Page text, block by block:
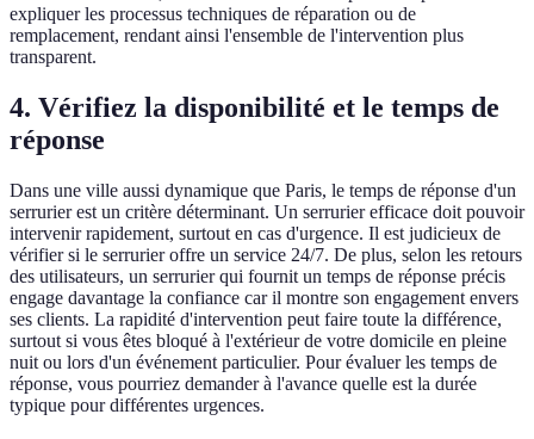
expliquer les processus techniques de réparation ou de
remplacement, rendant ainsi l'ensemble de l'intervention plus
transparent.
4. Vérifiez la disponibilité et le temps de
réponse
Dans une ville aussi dynamique que Paris, le temps de réponse d'un
serrurier est un critère déterminant. Un serrurier efficace doit pouvoir
intervenir rapidement, surtout en cas d'urgence. Il est judicieux de
vérifier si le serrurier offre un service 24/7. De plus, selon les retours
des utilisateurs, un serrurier qui fournit un temps de réponse précis
engage davantage la confiance car il montre son engagement envers
ses clients. La rapidité d'intervention peut faire toute la différence,
surtout si vous êtes bloqué à l'extérieur de votre domicile en pleine
nuit ou lors d'un événement particulier. Pour évaluer les temps de
réponse, vous pourriez demander à l'avance quelle est la durée
typique pour différentes urgences.